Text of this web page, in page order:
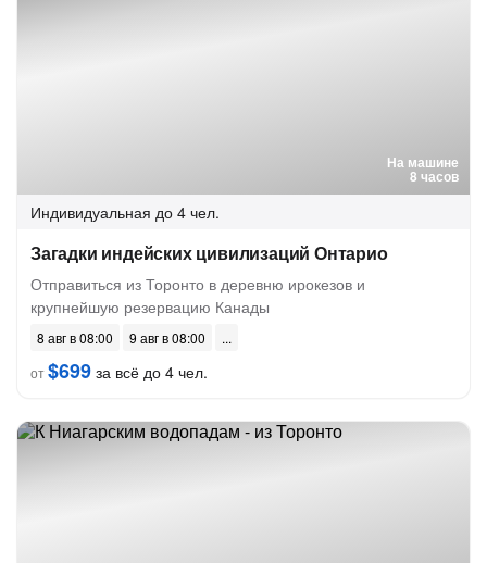
На машине
8 часов
Индивидуальная до 4 чел.
Загадки индейских цивилизаций Онтарио
Отправиться из Торонто в деревню ирокезов и
крупнейшую резервацию Канады
8 авг в 08:00
9 авг в 08:00
от$699 за всё до 4 чел.